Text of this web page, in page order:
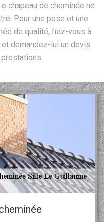
chapeau de cheminée ne
Pour une pose et une
de qualité, fiez-vous à
demandez-lui un devis.